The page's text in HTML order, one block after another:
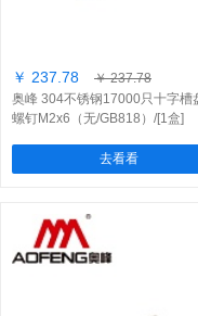
￥ 237.78
￥ 237.78
奥峰 304不锈钢17000只十字槽
螺钉M2x6（无/GB818）/[1盒]
去看看